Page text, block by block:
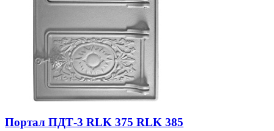
Портал ПДТ-3 RLK 375 RLK 385